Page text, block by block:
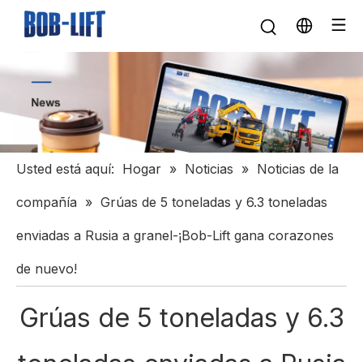
Usted está aquí: Hogar » Noticias » Noticias de la
compañía » Grúas de 5 toneladas y 6.3 toneladas
enviadas a Rusia a granel-¡Bob-Lift gana corazones
de nuevo!
Grúas de 5 toneladas y 6.3